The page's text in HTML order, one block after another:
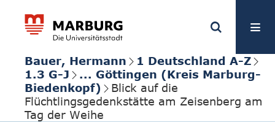
Bauer, Hermann
1 Deutschland A-Z
1.3 G-J
... Göttingen (Kreis Marburg-
Biedenkopf)
Blick auf die
Flüchtlingsgedenkstätte am Zeisenberg am
Tag der Weihe